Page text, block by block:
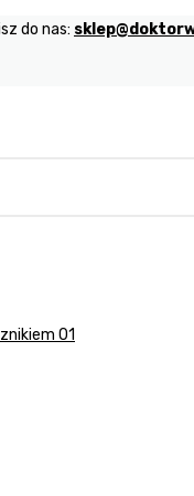
do nas:
01